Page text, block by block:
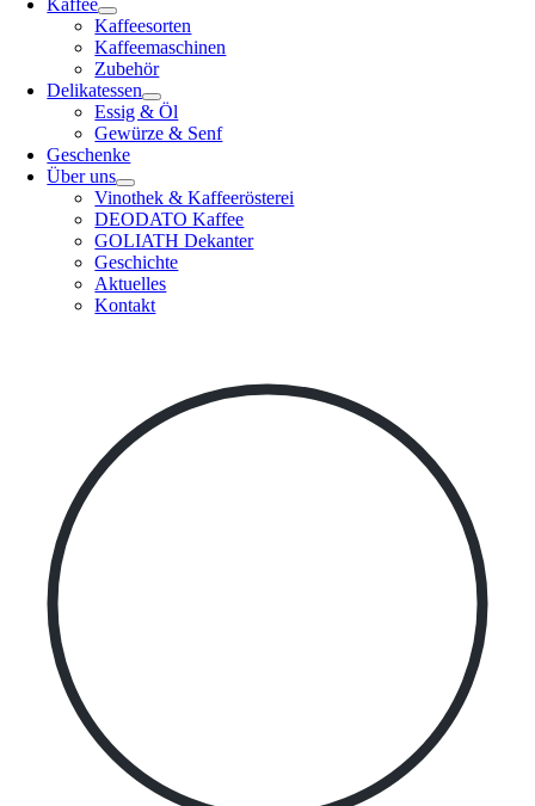
Kaffeesorten
Kaffeemaschinen
Zubehör
Delikatessen
Essig & Öl
Gewürze & Senf
Geschenke
Über uns
Vinothek & Kaffeerösterei
DEODATO Kaffee
GOLIATH Dekanter
Geschichte
Aktuelles
Kontakt